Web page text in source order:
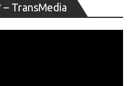
TransMedia
de